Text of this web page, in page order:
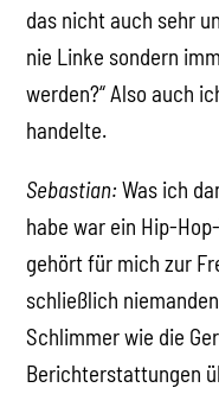
das nicht auch sehr
nie Linke sondern
werden?“ Also auch
handelte.
Sebastian: Was ich
habe war ein Hip-
gehört für mich zur
schließlich
Schlimmer wie die
Berichterstattungen